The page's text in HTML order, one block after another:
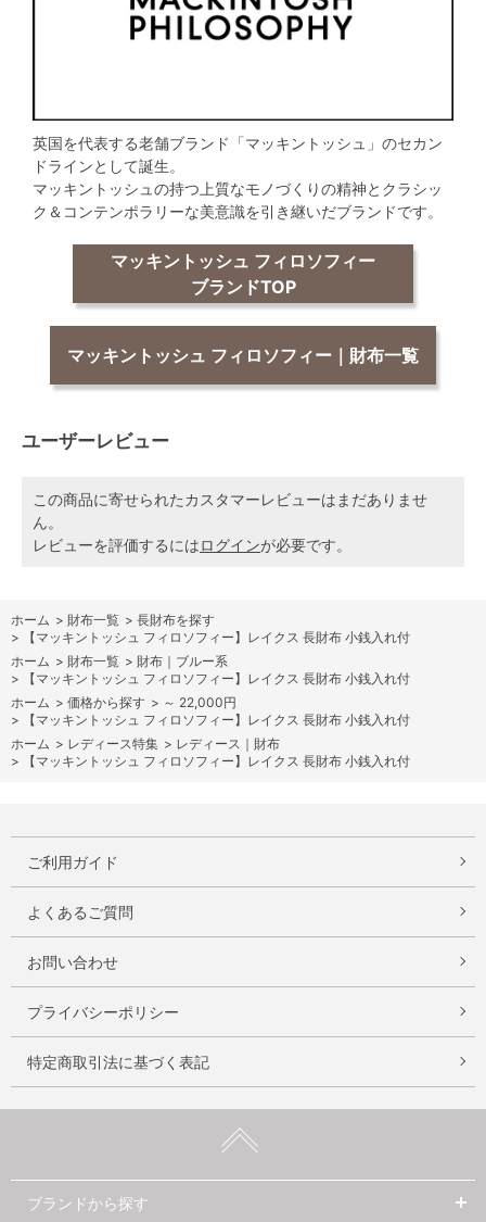
英国を代表する老舗ブランド「マッキントッシュ」のセカン
ドラインとして誕生。
マッキントッシュの持つ上質なモノづくりの精神とクラシッ
ク＆コンテンポラリーな美意識を引き継いだブランドです。
マッキントッシュ フィロソフィー
ブランドTOP
マッキントッシュ フィロソフィー｜財布一覧
ユーザーレビュー
この商品に寄せられたカスタマーレビューはまだありませ
ん。
レビューを評価するにはログインが必要です。
ホーム > 財布一覧 > 長財布を探す
>
【マッキントッシュ フィロソフィー】レイクス 長財布 小銭入れ付
ホーム > 財布一覧 > 財布｜ブルー系
>
【マッキントッシュ フィロソフィー】レイクス 長財布 小銭入れ付
ホーム > 価格から探す > ～ 22,000円
>
【マッキントッシュ フィロソフィー】レイクス 長財布 小銭入れ付
ホーム > レディース特集 > レディース｜財布
>
【マッキントッシュ フィロソフィー】レイクス 長財布 小銭入れ付
ご利用ガイド
よくあるご質問
お問い合わせ
プライバシーポリシー
特定商取引法に基づく表記
ブランドから探す